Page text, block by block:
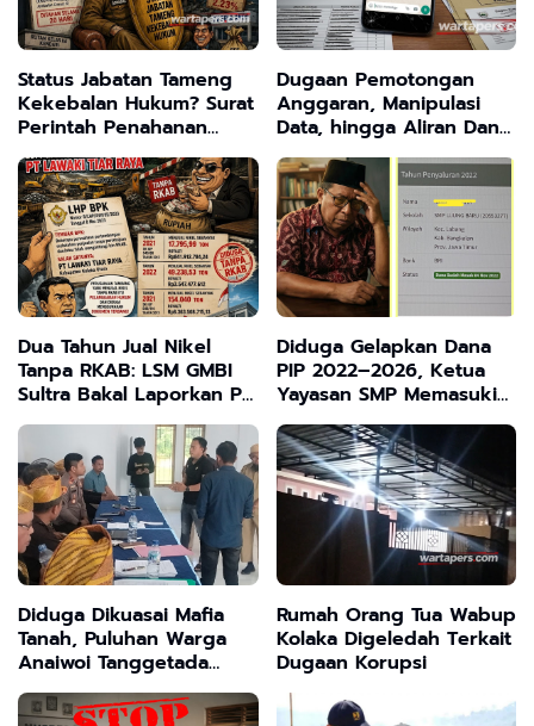
Status Jabatan Tameng
Kekebalan Hukum? Surat
Perintah Penahanan
Bupati Bombana Selama
20 Hari Dipertanyakan
Publik
Dugaan Pemotongan
Anggaran, Manipulasi
Data, hingga Aliran Dana
ke Rumah Ibadah Aset
Pemda
Dua Tahun Jual Nikel
Tanpa RKAB: LSM GMBI
Sultra Bakal Laporkan PT
Lawaki Tiar Raya
Diduga Gelapkan Dana
PIP 2022–2026, Ketua
Yayasan SMP Memasuki
Babak Baru Menunggu
Panggilan Kejaksaan
Negeri
Diduga Dikuasai Mafia
Tanah, Puluhan Warga
Anaiwoi Tanggetada
Terancam Kehilangan
Lahan Sejak Ada PSN
Rumah Orang Tua Wabup
Kolaka Digeledah Terkait
Dugaan Korupsi